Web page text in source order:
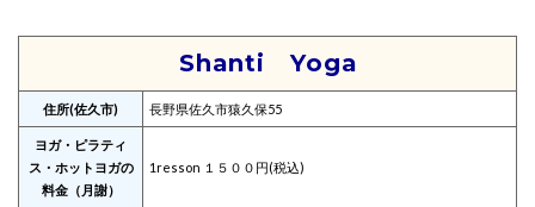
Shanti Yoga
住所(佐久市) 長野県佐久市猿久保55
ヨガ・ピラティ
ス・ホットヨガの
料金（月謝）
1resson １５００円(税込)